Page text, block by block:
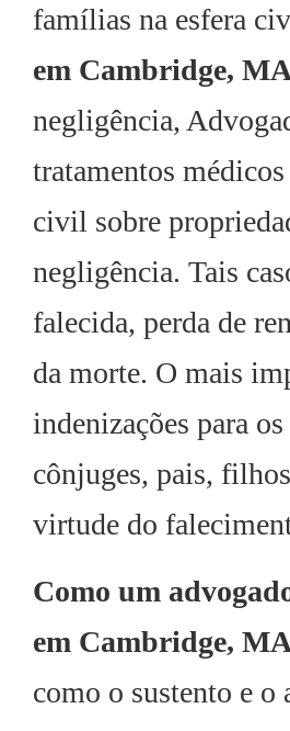
famílias na esfera
em Cambridge,
negligência,
tratamentos
civil sobre
negligência. Tais
falecida, perda de
da morte. O mais
indenizações para
cônjuges, pais,
virtude do
Como um
em Cambridge,
como o sustento e o